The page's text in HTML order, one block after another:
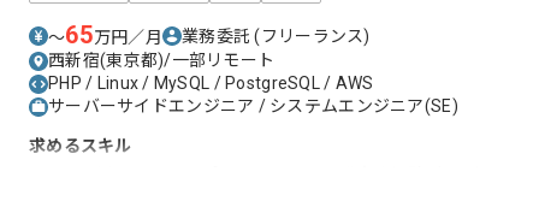
〜65万円／月 業務委託(フリーランス)
西新宿(東京都)/一部リモート
PHP / Linux / MySQL / PostgreSQL / AWS
サーバーサイドエンジニア / システムエンジニア(SE)
求めるスキル